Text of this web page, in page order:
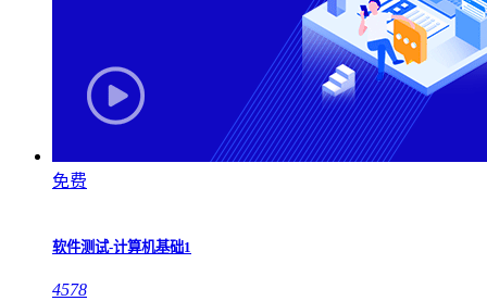
免费
软件测试-计算机基础1
4578